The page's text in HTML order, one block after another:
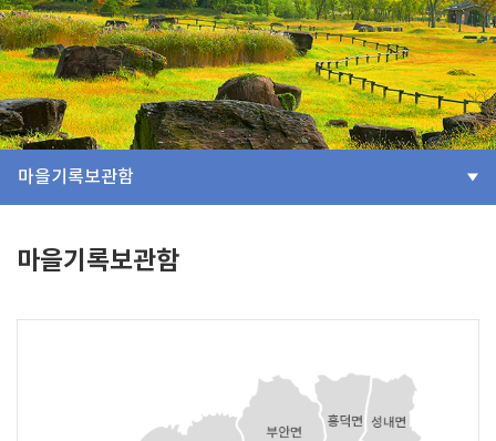
마을기록보관함
마을기록보관함